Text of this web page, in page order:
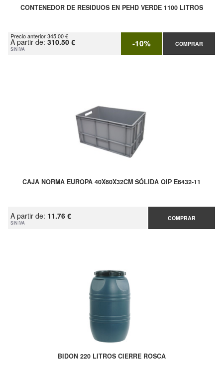
CONTENEDOR DE RESIDUOS EN PEHD VERDE 1100 LITROS
Precio anterior 345.00 €
A partir de: 310.50 €
SIN IVA -10% COMPRAR
CAJA NORMA EUROPA 40X60X32CM SÓLIDA OIP E6432-11
A partir de: 11.76 €
SIN IVA
COMPRAR
BIDON 220 LITROS CIERRE ROSCA